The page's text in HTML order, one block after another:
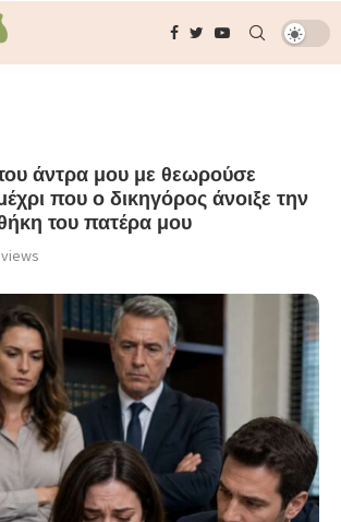
άντρα μου με θεωρούσε
που ο δικηγόρος άνοιξε την
του πατέρα μου
views